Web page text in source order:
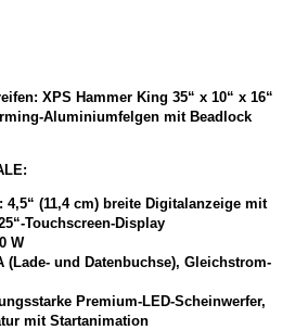
XPS Hammer King 35“ x 10“ x 16“
Aluminiumfelgen mit Beadlock
(11,4 cm) breite Digitalanzeige mit
Touchscreen-Display
W
(Lade- und Datenbuchse), Gleichstrom-
Premium-LED-Scheinwerfer,
mit Startanimation